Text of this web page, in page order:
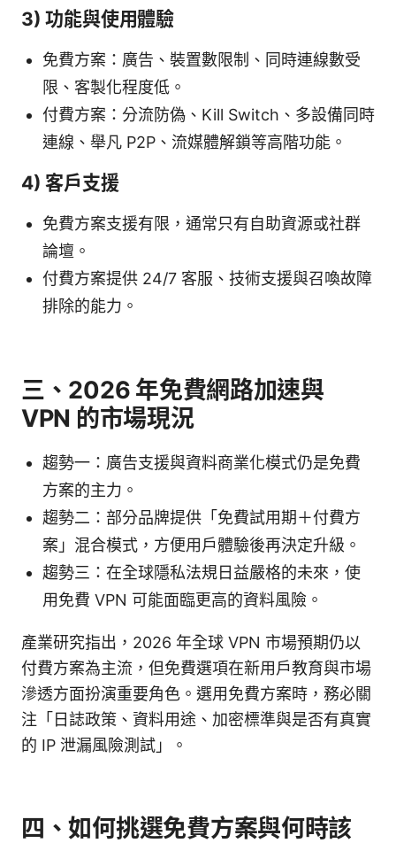
3) 功能與使用體驗
免費方案：廣告、裝置數限制、同時連線數受
限、客製化程度低。
付費方案：分流防偽、Kill Switch、多設備同時
連線、舉凡 P2P、流媒體解鎖等高階功能。
4) 客戶支援
免費方案支援有限，通常只有自助資源或社群
論壇。
付費方案提供 24/7 客服、技術支援與召喚故障
排除的能力。
三、2026 年免費網路加速與
VPN 的市場現況
趨勢一：廣告支援與資料商業化模式仍是免費
方案的主力。
趨勢二：部分品牌提供「免費試用期＋付費方
案」混合模式，方便用戶體驗後再決定升級。
趨勢三：在全球隱私法規日益嚴格的未來，使
用免費 VPN 可能面臨更高的資料風險。
產業研究指出，2026 年全球 VPN 市場預期仍以
付費方案為主流，但免費選項在新用戶教育與市場
滲透方面扮演重要角色。選用免費方案時，務必關
注「日誌政策、資料用途、加密標準與是否有真實
的 IP 泄漏風險測試」。
四、如何挑選免費方案與何時該